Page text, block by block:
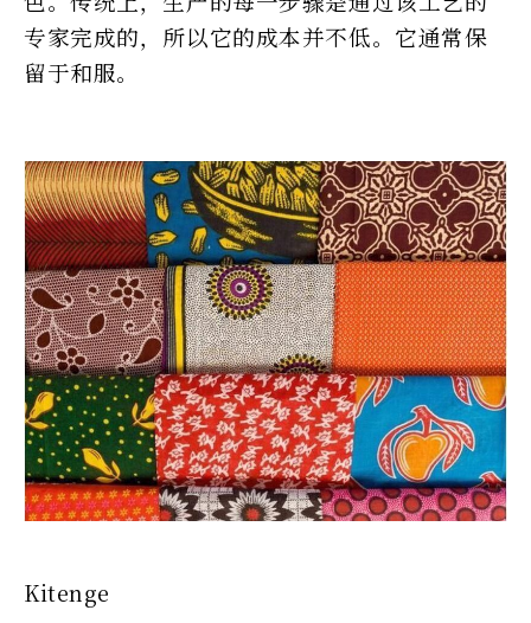
专家完成的，所以它的成本并不低。它通常保
留于和服。
Kitenge